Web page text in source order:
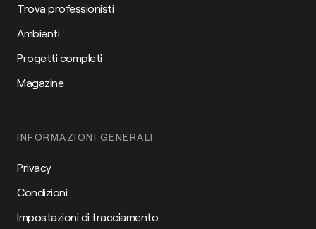
Trova professionisti
Ambienti
Progetti completi
Magazine
INFORMAZIONI GENERALI
Privacy
Condizioni
Impostazioni di tracciamento